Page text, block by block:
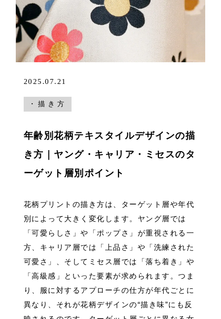
2025.07.21
・描き方
年齢別花柄テキスタイルデザインの描
き方｜ヤング・キャリア・ミセスのタ
ーゲット層別ポイント
花柄プリントの描き方は、ターゲット層や年代
別によって大きく変化します。ヤング層では
「可愛らしさ」や「ポップさ」が重視される一
方、キャリア層では「上品さ」や「洗練された
可愛さ」、そしてミセス層では「落ち着き」や
「高級感」といった要素が求められます。つま
り、服に対するアプローチの仕方が年代ごとに
異なり、それが花柄デザインの“描き味”にも反